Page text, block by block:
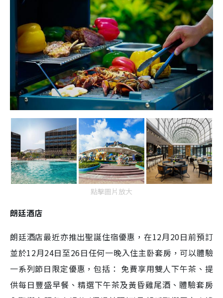
點擊圖片放大
朗廷酒店
朗廷酒店最近亦推出聖誕住宿優惠，在12月20日前預訂
並於12月24日至26日任何一晚入住主卧套房，可以體驗
一系列節日限定優惠，包括： 免費享用雙人下午茶、提
供每日豐盛早餐、精選下午茶及黃昏雞尾酒、體驗套房